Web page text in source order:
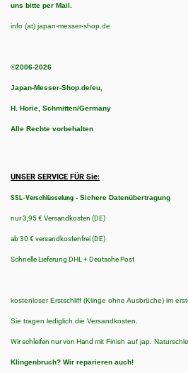
uns bitte per Mail.
info (at) japan-messer-shop.de
©2006-2026
Japan-Messer-Shop.de/eu,
H. Horie, Schmitten/Germany
Alle Rechte vorbehalten
UNSER SERVICE FÜR Sie:
SSL-Verschlüsselung - Sichere Datenübertragung
nur 3,95 € Versandkosten (DE)
ab 30 € versandkostenfrei (DE)
Schnelle Lieferung DHL + Deutsche Post
kostenloser Erstschliff (Klinge ohne Ausbrüche) im
Sie tragen lediglich die Versandkosten.
Wir schleifen nur von Hand mit Finish auf jap.
Klingenbruch? Wir reparieren auch!